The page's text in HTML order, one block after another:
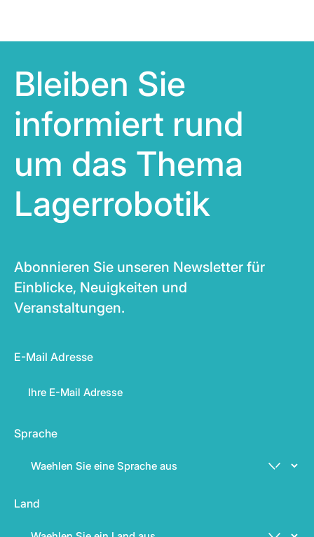
Bleiben Sie
informiert rund
um das Thema
Lagerrobotik
Abonnieren Sie unseren Newsletter für
Einblicke, Neuigkeiten und
Veranstaltungen.
E-Mail Adresse
Sprache
Land